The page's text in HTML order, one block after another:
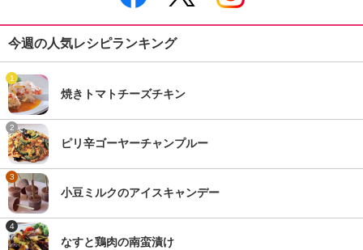
今週の人気レシピランキング
1
焼きトマトチーズチキン
2
ピリ辛ゴーヤーチャンプルー
3
小豆ミルクのアイスキャンデー
4
なすと鶏肉の南蛮漬け